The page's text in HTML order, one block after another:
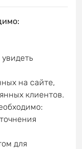
на сайте,
клиентов.
для